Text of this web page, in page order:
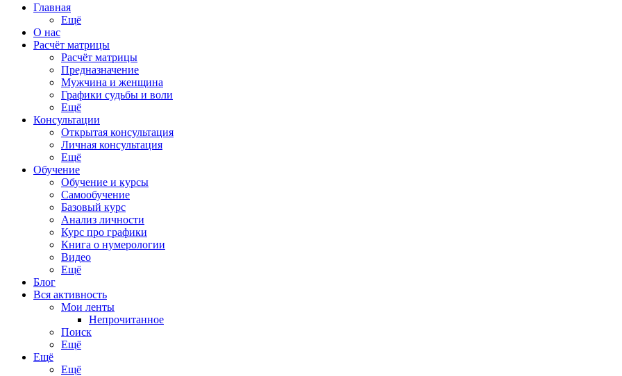
Главная
Ещё
О нас
Расчёт матрицы
Расчёт матрицы
Предназначение
Мужчина и женщина
Графики судьбы и воли
Ещё
Консультации
Открытая консультация
Личная консультация
Ещё
Обучение
Обучение и курсы
Самообучение
Базовый курс
Анализ личности
Курс про графики
Книга о нумерологии
Видео
Ещё
Блог
Вся активность
Мои ленты
Непрочитанное
Поиск
Ещё
Ещё
Ещё